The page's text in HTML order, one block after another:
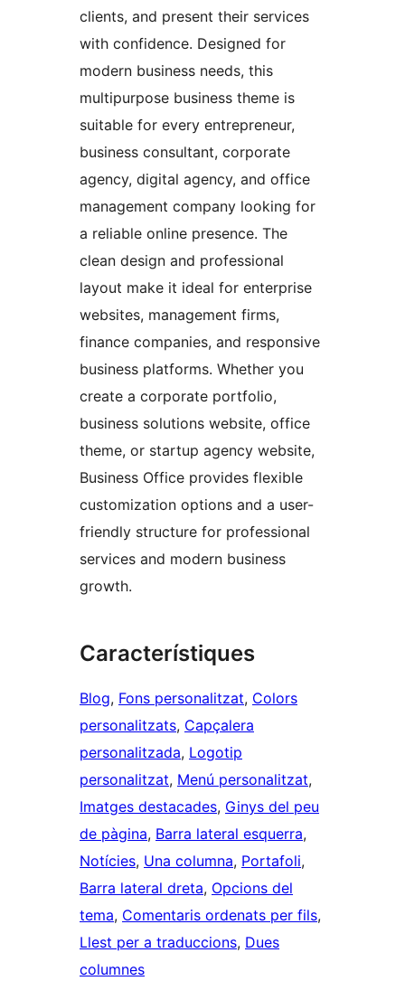
clients, and present their services
with confidence. Designed for
modern business needs, this
multipurpose business theme is
suitable for every entrepreneur,
business consultant, corporate
agency, digital agency, and office
management company looking for
a reliable online presence. The
clean design and professional
layout make it ideal for enterprise
websites, management firms,
finance companies, and responsive
business platforms. Whether you
create a corporate portfolio,
business solutions website, office
theme, or startup agency website,
Business Office provides flexible
customization options and a user-
friendly structure for professional
services and modern business
growth.
Característiques
Blog, Fons personalitzat, Colors
personalitzats, Capçalera
personalitzada, Logotip
personalitzat, Menú personalitzat
Imatges destacades, Ginys del peu
de pàgina, Barra lateral esquerra
Notícies, Una columna, Portafoli
Barra lateral dreta, Opcions del
tema, Comentaris ordenats per fils
Llest per a traduccions, Dues
columnes